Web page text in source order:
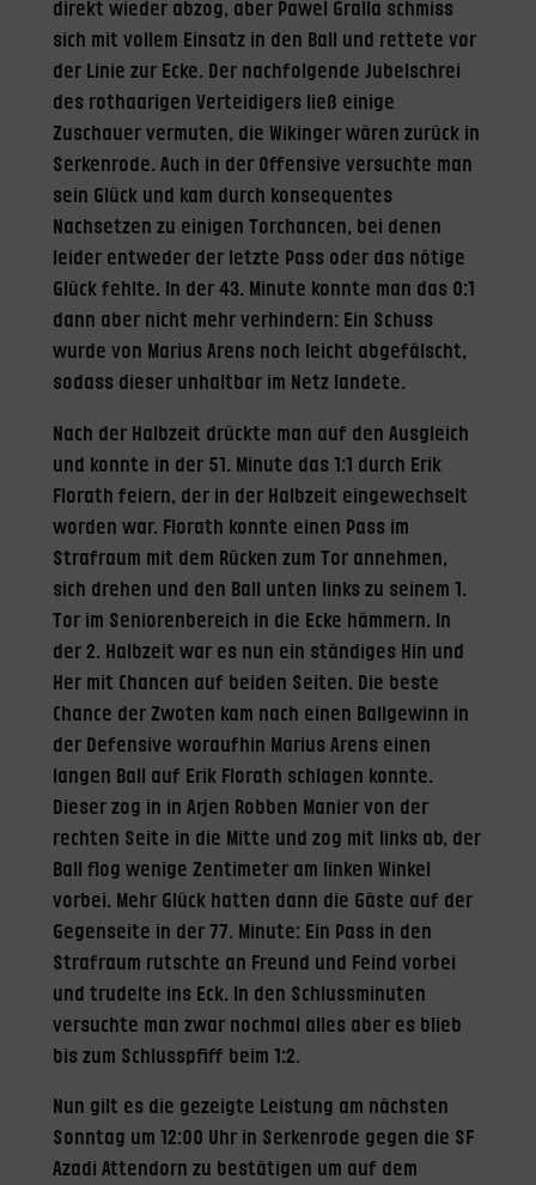
direkt wieder abzog, aber Pawel Gralla schmiss
sich mit vollem Einsatz in den Ball und rettete vor
der Linie zur Ecke. Der nachfolgende Jubelschrei
des rothaarigen Verteidigers ließ einige
Zuschauer vermuten, die Wikinger wären zurück in
Serkenrode. Auch in der Offensive versuchte man
sein Glück und kam durch konsequentes
Nachsetzen zu einigen Torchancen, bei denen
leider entweder der letzte Pass oder das nötige
Glück fehlte. In der 43. Minute konnte man das 0:1
dann aber nicht mehr verhindern: Ein Schuss
wurde von Marius Arens noch leicht abgefälscht,
sodass dieser unhaltbar im Netz landete.
Nach der Halbzeit drückte man auf den Ausgleich
und konnte in der 51. Minute das 1:1 durch Erik
Florath feiern, der in der Halbzeit eingewechselt
worden war. Florath konnte einen Pass im
Strafraum mit dem Rücken zum Tor annehmen,
sich drehen und den Ball unten links zu seinem 1.
Tor im Seniorenbereich in die Ecke hämmern. In
der 2. Halbzeit war es nun ein ständiges Hin und
Her mit Chancen auf beiden Seiten. Die beste
Chance der Zwoten kam nach einen Ballgewinn in
der Defensive woraufhin Marius Arens einen
langen Ball auf Erik Florath schlagen konnte.
Dieser zog in in Arjen Robben Manier von der
rechten Seite in die Mitte und zog mit links ab, der
Ball flog wenige Zentimeter am linken Winkel
vorbei. Mehr Glück hatten dann die Gäste auf der
Gegenseite in der 77. Minute: Ein Pass in den
Strafraum rutschte an Freund und Feind vorbei
und trudelte ins Eck. In den Schlussminuten
versuchte man zwar nochmal alles aber es blieb
bis zum Schlusspfiff beim 1:2.
Nun gilt es die gezeigte Leistung am nächsten
Sonntag um 12:00 Uhr in Serkenrode gegen die SF
Azadi Attendorn zu bestätigen um auf dem